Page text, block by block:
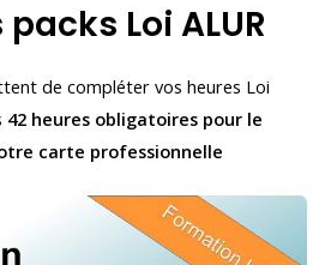
Loi ALUR
de compléter vos heures Loi
42 heures obligatoires pour le
carte professionnelle